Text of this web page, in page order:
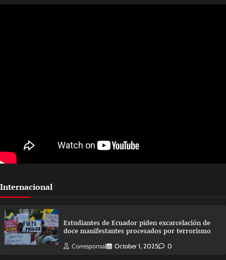
Internacional
Estudiantes de Ecuador piden excarcelación de
doce manifestantes procesados por terrorismo
Corresponsal October 1, 2025 0